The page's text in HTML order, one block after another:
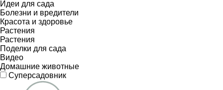
Идеи для сада
Болезни и вредители
Красота и здоровье
Растения
Растения
Поделки для сада
Видео
Домашние животные
Суперсадовник